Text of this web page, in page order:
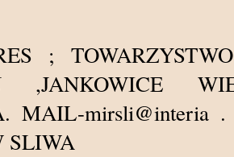
;
,JANKOWICE
MAIL-mirsli@interia
SLIWA